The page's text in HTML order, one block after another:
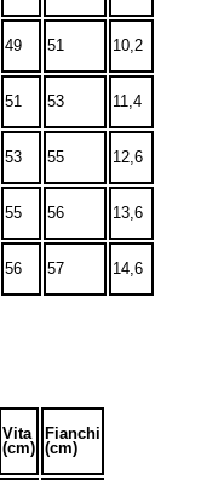
49 51 10,2
51 53 11,4
53 55 12,6
55 56 13,6
56 57 14,6
Vita
(cm)
Fianchi
(cm)